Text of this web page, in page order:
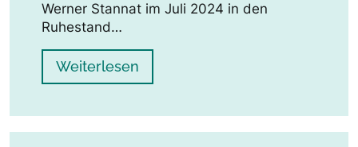
Werner Stannat im Juli 2024 in den
Ruhestand…
Weiterlesen